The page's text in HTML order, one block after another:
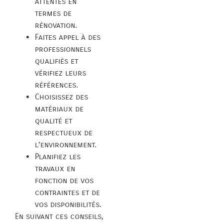
termes de
rénovation.
Faites appel à des
professionnels
qualifiés et
vérifiez leurs
références.
Choisissez des
matériaux de
qualité et
respectueux de
l’environnement.
Planifiez les
travaux en
fonction de vos
contraintes et de
vos disponibilités.
En suivant ces conseils,